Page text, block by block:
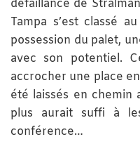
défaillance de
Tampa s’est classé
possession du palet,
avec son potentiel.
accrocher une place
été laissés en chemin
plus aurait suffi à
conférence…